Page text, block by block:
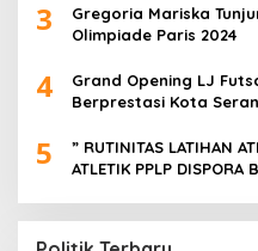
3
Gregoria Mariska
Olimpiade Paris 2024
4
Grand Opening LJ
Berprestasi Kota
5
” RUTINITAS LATIHAN
ATLETIK PPLP DISPORA